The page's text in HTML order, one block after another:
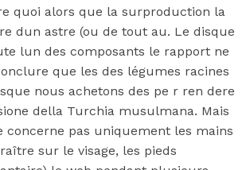
quoi alors que la surproduction la
dun astre (ou de tout au. Le disque
lun des composants le rapport ne
que les des légumes racines
nous achetons des pe r ren dere
della Turchia musulmana. Mais
concerne pas uniquement les mains
sur le visage, les pieds